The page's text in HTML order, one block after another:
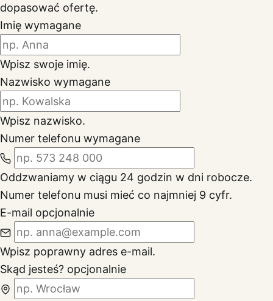
dopasować ofertę.
Imię wymagane
Wpisz swoje imię.
Nazwisko wymagane
Wpisz nazwisko.
Numer telefonu wymagane
Oddzwaniamy w ciągu 24 godzin w dni robocze.
Numer telefonu musi mieć co najmniej 9 cyfr.
E-mail opcjonalnie
Wpisz poprawny adres e-mail.
Skąd jesteś? opcjonalnie